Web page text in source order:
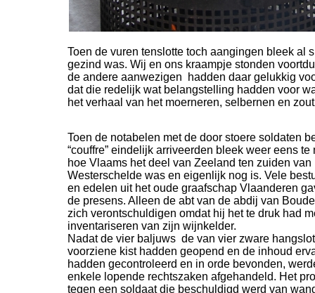
Toen de notabelen met de door stoere soldaten
“couffre” eindelijk arriveerden bleek weer eens te
hoe Vlaams het deel van Zeeland ten zuiden
Westerschelde was en eigenlijk nog is. Vele
en edelen uit het oude graafschap Vlaanderen
de presens. Alleen de abt van de abdij van
zich verontschuldigen omdat hij het te druk had
inventariseren van zijn wijnkelder.
Nadat de vier baljuws de van vier zware
voorziene kist hadden geopend en de inhoud
hadden gecontroleerd en in orde bevonden,
enkele lopende rechtszaken afgehandeld. Het
tegen een soldaat die beschuldigd werd van
Toen de vuren tenslotte toch aangingen bleek al
gezind was. Wij en ons kraampje stonden
de andere aanwezigen hadden daar gelukkig
dat die redelijk wat belangstelling hadden voor
het verhaal van het moerneren, selbernen en